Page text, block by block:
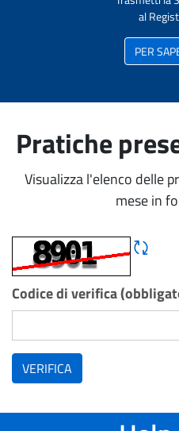
al
PER
Pratiche
Visualizza l'elenco delle
mese in
Codice di verifica
VERIFICA